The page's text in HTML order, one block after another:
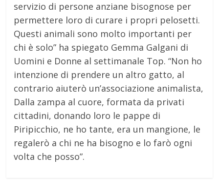
servizio di persone anziane bisognose per
permettere loro di curare i propri pelosetti.
Questi animali sono molto importanti per
chi è solo” ha spiegato Gemma Galgani di
Uomini e Donne al settimanale Top. “Non ho
intenzione di prendere un altro gatto, al
contrario aiuterò un’associazione animalista,
Dalla zampa al cuore, formata da privati
cittadini, donando loro le pappe di
Piripicchio, ne ho tante, era un mangione, le
regalerò a chi ne ha bisogno e lo farò ogni
volta che posso”.